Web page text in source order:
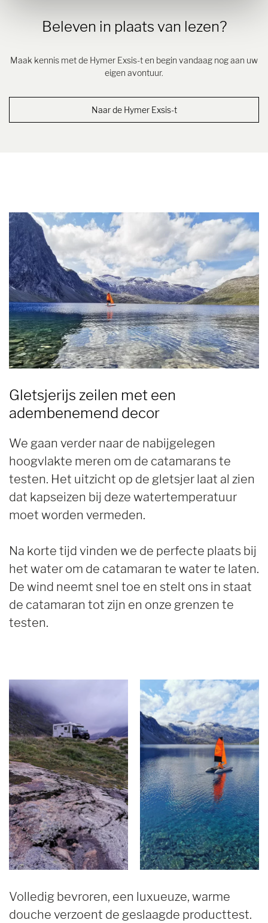
Beleven in plaats van lezen?
Maak kennis met de Hymer Exsis-t en begin vandaag nog aan uw
eigen avontuur.
Naar de Hymer Exsis-t
Gletsjerijs zeilen met een
adembenemend decor
We gaan verder naar de nabijgelegen
hoogvlakte meren om de catamarans te
testen. Het uitzicht op de gletsjer laat al zien
dat kapseizen bij deze watertemperatuur
moet worden vermeden.
Na korte tijd vinden we de perfecte plaats bij
het water om de catamaran te water te laten.
De wind neemt snel toe en stelt ons in staat
de catamaran tot zijn en onze grenzen te
testen.
Volledig bevroren, een luxueuze, warme
douche verzoent de geslaagde producttest.